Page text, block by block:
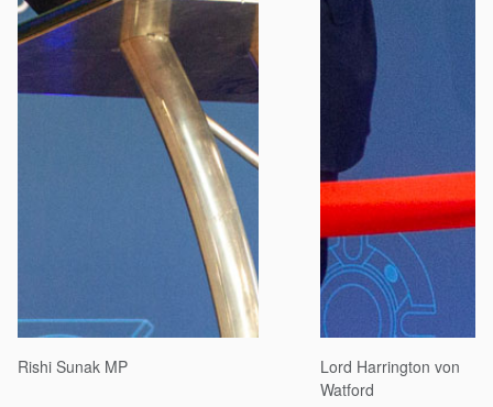
Rishi Sunak MP
Lord Harrington von
Watford